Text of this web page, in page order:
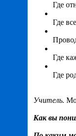
Где
Где
Где
Где
Учитель.
Как вы